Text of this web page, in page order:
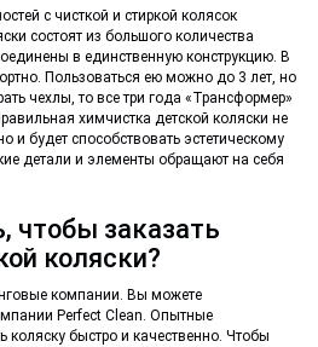
с чисткой и стиркой колясок
состоят из большого количества
в единственную конструкцию. В
Пользоваться ею можно до 3 лет, но
чехлы, то все три года «Трансформер»
химчистка детской коляски не
и будет способствовать эстетическому
детали и элементы обращают на себя
чтобы заказать
коляски?
компании. Вы можете
Perfect Clean. Опытные
коляску быстро и качественно. Чтобы